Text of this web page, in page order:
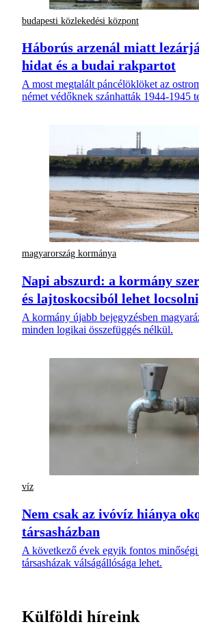
budapesti közlekedési központ
Háborús arzenál miatt
hidat és a budai rakpartot
A most megtalált páncélöklöket az
német védőknek szánhatták 1944-1945
magyarország kormánya
Napi abszurd: a kormány
és lajtoskocsiból lehet
A kormány újabb bejegyzésben
minden logikai összefüggés nélkül.
víz
Nem csak az ivóvíz hiánya
társasházban
A következő évek egyik fontos minőségi
társasházak válságállósága lehet.
Külföldi híreink